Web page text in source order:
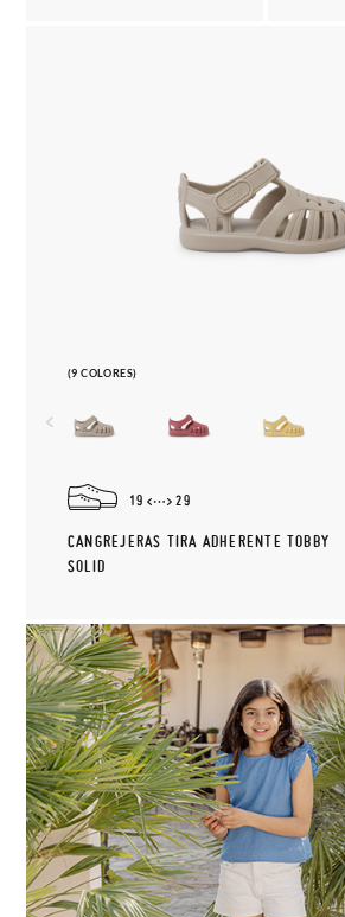
(9 COLORES)
19 29
CANGREJERAS TIRA ADHERENTE TOBBY
SOLID